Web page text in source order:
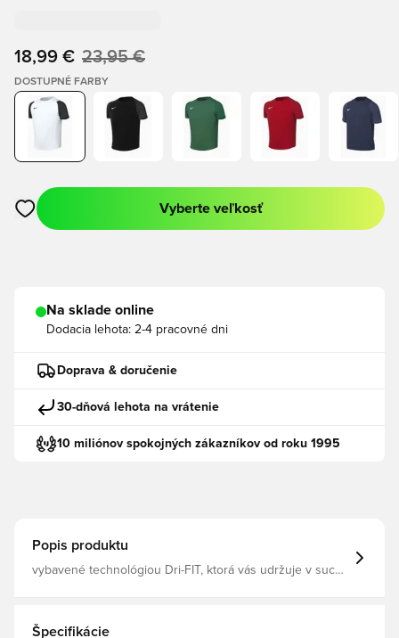
18,99 € 23,95 €
DOSTUPNÉ FARBY
Otvorí modál na prihlásenie alebo registráciu ako člen
Vyberte veľkosť
Na sklade online
Dodacia lehota: 2-4 pracovné dni
Doprava & doručenie
30-dňová lehota na vrátenie
10 miliónov spokojných zákazníkov od roku 1995
Popis produktu
vybavené technológiou Dri-FIT, ktorá vás udržuje v suchu
Špecifikácie